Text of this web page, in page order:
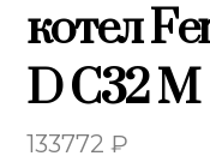
котел
D C32 M
133772₽